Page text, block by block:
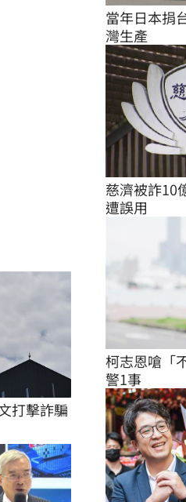
打擊詐騙
當年日本捐
灣生產
慈濟被詐10
遭誤用
柯志恩嗆「
警1事